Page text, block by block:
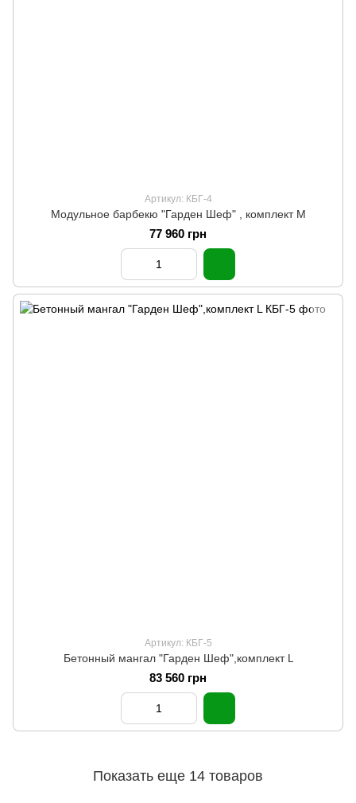
Артикул: КБГ-4
Модульное барбекю "Гарден Шеф" , комплект М
77 960 грн
Артикул: КБГ-5
Бетонный мангал "Гарден Шеф",комплект L
83 560 грн
Показать еще 14 товаров